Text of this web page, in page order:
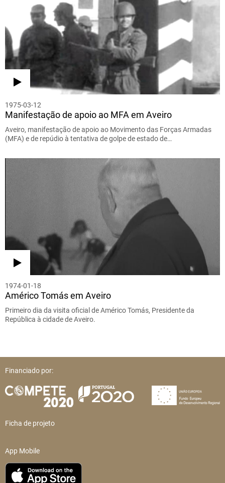
1975-03-12
Manifestação de apoio ao MFA em Aveiro
Aveiro, manifestação de apoio ao Movimento das Forças Armadas
(MFA) e de repúdio à tentativa de golpe de estado de…
1974-01-18
Américo Tomás em Aveiro
Primeiro dia da visita oficial de Américo Tomás, Presidente da
República à cidade de Aveiro.
Financiado por:
Ficha de projeto
App Mobile